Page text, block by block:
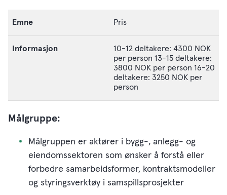
Pris
10-12 deltakere: 4300 NOK
per person 13-15 deltakere:
3800 NOK per person 16-20
deltakere: 3250 NOK per
person
Målgruppe:
Målgruppen er aktører i bygg-, anlegg- og
eiendomssektoren som ønsker å forstå eller
forbedre samarbeidsformer, kontraktsmodeller
og styringsverktøy i samspillsprosjekter